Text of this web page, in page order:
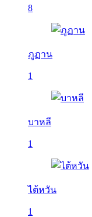
8
ภูฏาน
1
บาหลี
1
ไต้หวัน
1